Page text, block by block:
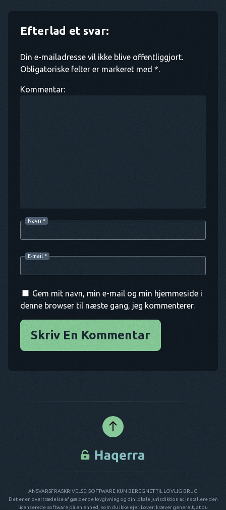
Efterlad et svar:
Din e-mailadresse vil ikke blive offentliggjort.
Obligatoriske felter er markeret med *.
Kommentar:
Navn *
E-mail *
Gem mit navn, min e-mail og min hjemmeside i
denne browser til næste gang, jeg kommenterer.
Skriv En Kommentar
ANSVARSFRASKRIVELSE: SOFTWARE KUN BEREGNET TIL LOVLIG BRUG
Det er en overtrædelse af gældende lovgivning og din lokale jurisdiktion at installere den
licenserede software på en enhed, som du ikke ejer. Loven kræver generelt, at du